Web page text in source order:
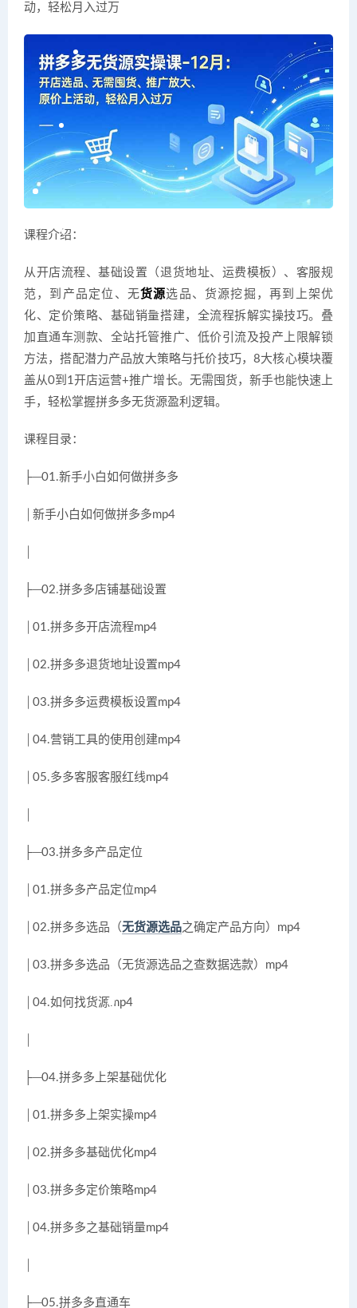
动，轻松月入过万
课程介绍：
从开店流程、基础设置（退货地址、运费模板）、客服规
范，到产品定位、无货源选品、货源挖掘，再到上架优
化、定价策略、基础销量搭建，全流程拆解实操技巧。叠
加直通车测款、全站托管推广、低价引流及投产上限解锁
方法，搭配潜力产品放大策略与托价技巧，8大核心模块覆
盖从0到1开店运营+推广增长。无需囤货，新手也能快速上
手，轻松掌握拼多多无货源盈利逻辑。
课程目录：
├─01.新手小白如何做拼多多
│新手小白如何做拼多多mp4
├─02.拼多多店铺基础设置
│01.拼多多开店流程mp4
│02.拼多多退货地址设置mp4
│03.拼多多运费模板设置mp4
│04.营销工具的使用创建mp4
│05.多多客服客服红线mp4
├─03.拼多多产品定位
│01.拼多多产品定位mp4
│02.拼多多选品（无货源选品之确定产品方向）mp4
│03.拼多多选品（无货源选品之查数据选款）mp4
│04.如何找货源mp4
├─04.拼多多上架基础优化
│01.拼多多上架实操mp4
│02.拼多多基础优化mp4
│03.拼多多定价策略mp4
│04.拼多多之基础销量mp4
├─05.拼多多直通车